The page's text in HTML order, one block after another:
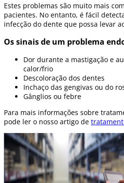
Estes problemas são muito mais
pacientes. No entanto, é fácil
infecção do dente que possa levar
Os sinais de um problema
Dor durante a mastigação e
calor/frio
Descoloração dos dentes
Inchaço das gengivas ou do
Gânglios ou febre
Para mais informações sobre
pode ler o nosso artigo de